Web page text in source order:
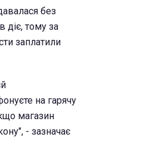
без
діє, тому за
заплатили
на гарячу
магазин
- зазначає